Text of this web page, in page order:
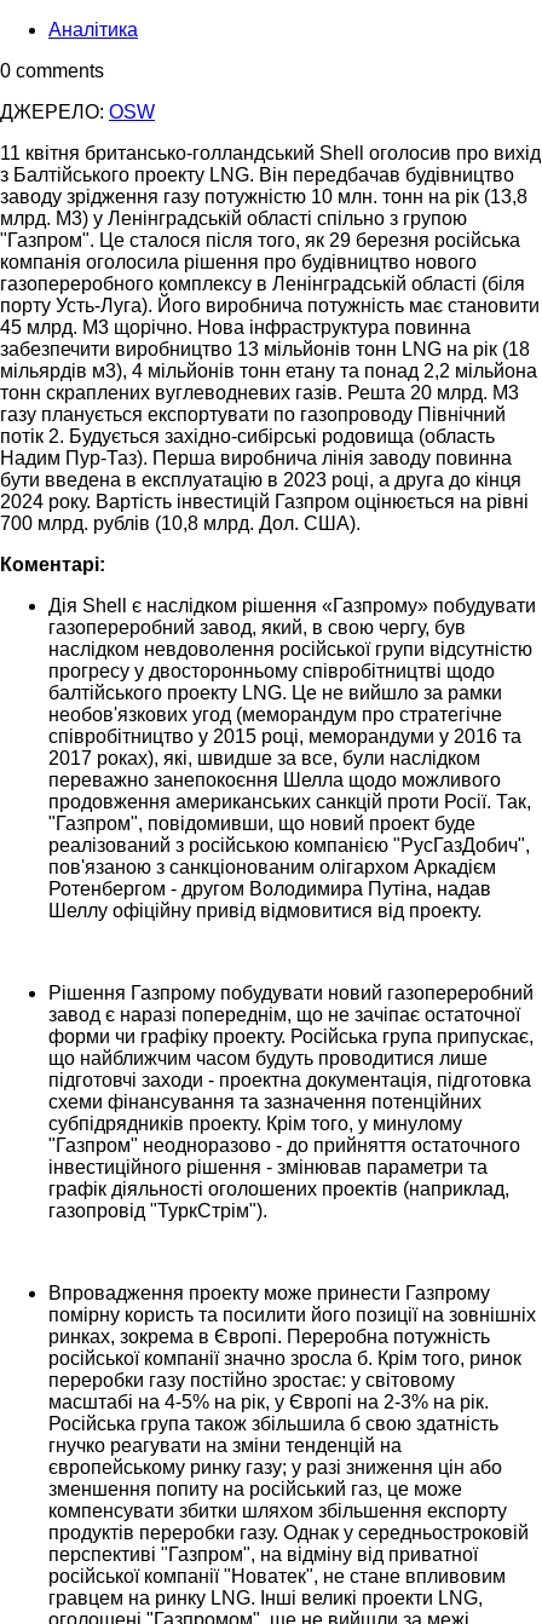
Аналітика
0 comments
ДЖЕРЕЛО: OSW
11 квітня британсько-голландський Shell оголосив про вихід
з Балтійського проекту LNG. Він передбачав будівництво
заводу зрідження газу потужністю 10 млн. тонн на рік (13,8
млрд. М3) у Ленінградській області спільно з групою
"Газпром". Це сталося після того, як 29 березня російська
компанія оголосила рішення про будівництво нового
газопереробного комплексу в Ленінградській області (біля
порту Усть-Луга). Його виробнича потужність має становити
45 млрд. М3 щорічно. Нова інфраструктура повинна
забезпечити виробництво 13 мільйонів тонн LNG на рік (18
мільярдів м3), 4 мільйонів тонн етану та понад 2,2 мільйона
тонн скраплених вуглеводневих газів. Решта 20 млрд. М3
газу планується експортувати по газопроводу Північний
потік 2. Будується західно-сибірські родовища (область
Надим Пур-Таз). Перша виробнича лінія заводу повинна
бути введена в експлуатацію в 2023 році, а друга до кінця
2024 року. Вартість інвестицій Газпром оцінюється на рівні
700 млрд. рублів (10,8 млрд. Дол. США).
Коментарi:
Дія Shell є наслідком рішення «Газпрому» побудувати
газопереробний завод, який, в свою чергу, був
наслідком невдоволення російської групи відсутністю
прогресу у двосторонньому співробітництві щодо
балтійського проекту LNG. Це не вийшло за рамки
необов'язкових угод (меморандум про стратегічне
співробітництво у 2015 році, меморандуми у 2016 та
2017 роках), які, швидше за все, були наслідком
переважно занепокоєння Шелла щодо можливого
продовження американських санкцій проти Росії. Так,
"Газпром", повідомивши, що новий проект буде
реалізований з російською компанією "РусГазДобич",
пов'язаною з санкціонованим олігархом Аркадієм
Ротенбергом - другом Володимира Путіна, надав
Шеллу офіційну привід відмовитися від проекту.
Рішення Газпрому побудувати новий газопереробний
завод є наразі попереднім, що не зачіпає остаточної
форми чи графіку проекту. Російська група припускає,
що найближчим часом будуть проводитися лише
підготовчі заходи - проектна документація, підготовка
схеми фінансування та зазначення потенційних
субпідрядників проекту. Крім того, у минулому
"Газпром" неодноразово - до прийняття остаточного
інвестиційного рішення - змінював параметри та
графік діяльності оголошених проектів (наприклад,
газопровід "ТуркСтрім").
Впровадження проекту може принести Газпрому
помірну користь та посилити його позиції на зовнішніх
ринках, зокрема в Європі. Переробна потужність
російської компанії значно зросла б. Крім того, ринок
переробки газу постійно зростає: у світовому
масштабі на 4-5% на рік, у Європі на 2-3% на рік.
Російська група також збільшила б свою здатність
гнучко реагувати на зміни тенденцій на
європейському ринку газу; у разі зниження цін або
зменшення попиту на російський газ, це може
компенсувати збитки шляхом збільшення експорту
продуктів переробки газу. Однак у середньостроковій
перспективі "Газпром", на відміну від приватної
російської компанії "Новатек", не стане впливовим
гравцем на ринку LNG. Інші великі проекти LNG,
оголошені "Газпромом", ще не вийшли за межі